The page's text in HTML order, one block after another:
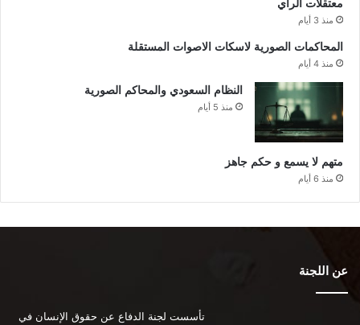
معتقلات الرأي
منذ 3 أيام
المحاكمات الصورية لاسكات الاصوات المستقلة
منذ 4 أيام
النظام السعودي والمحاكم الصورية
منذ 5 أيام
متهم لا يسمع و حكم جاهز
منذ 6 أيام
عن اللجنة
تأسست لجنة الدفاع عن حقوق الإنسان في